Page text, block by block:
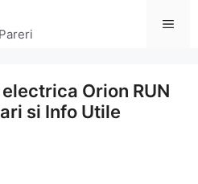
Orion RUN
si Info Utile